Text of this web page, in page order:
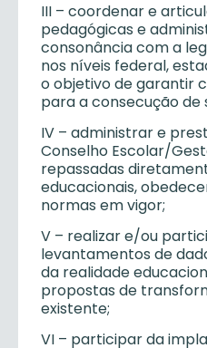
III – coordenar e
pedagógicas e
consonância com a
nos níveis federal,
o objetivo de garantir
para a consecução de
IV – administrar e
Conselho Escolar/
repassadas
educacionais,
normas em vigor;
V – realizar e/ou
levantamentos de
da realidade
propostas de
existente;
VI – participar da